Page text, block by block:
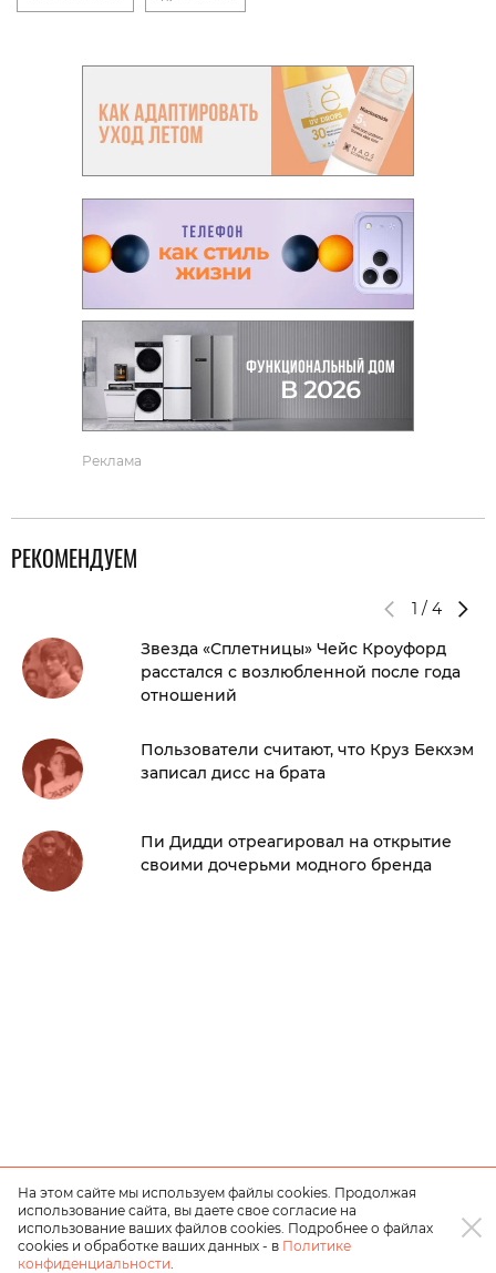
Реклама
РЕКОМЕНДУЕМ
1 / 4
Звезда «Сплетницы» Чейс Кроуфорд
расстался с возлюбленной после года
отношений
Пользователи считают, что Круз Бекхэм
записал дисс на брата
Пи Дидди отреагировал на открытие
своими дочерьми модного бренда
На этом сайте мы используем файлы cookies. Продолжая
использование сайта, вы даете свое согласие на
использование ваших файлов cookies. Подробнее о файлах
cookies и обработке ваших данных - в Политике
конфиденциальности.